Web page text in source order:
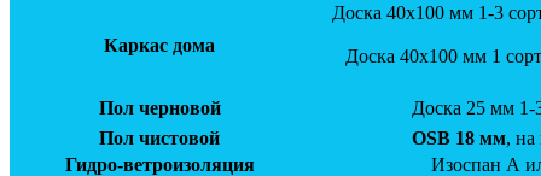
Каркас дома
Доска 40х100 мм 1-3
Доска 40х100 мм 1
Пол черновой
Доска 25 мм 1-
Пол чистовой
OSB 18 мм, на
Гидро-ветроизоляция
Изоспан А